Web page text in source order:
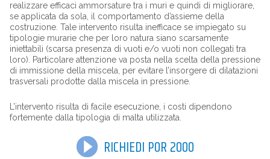
realizzare efficaci ammorsature tra i muri e quindi di migliorare,
se applicata da sola, il comportamento d’assieme della
costruzione. Tale intervento risulta inefficace se impiegato su
tipologie murarie che per loro natura siano scarsamente
iniettabili (scarsa presenza di vuoti e/o vuoti non collegati tra
loro). Particolare attenzione va posta nella scelta della pressione
di immissione della miscela, per evitare l’insorgere di dilatazioni
trasversali prodotte dalla miscela in pressione.
L’intervento risulta di facile esecuzione, i costi dipendono
fortemente dalla tipologia di malta utilizzata.
RICHIEDI POR 2000